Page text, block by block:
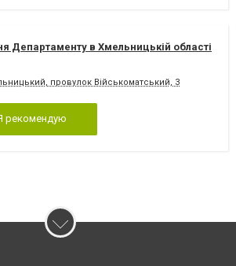
Департаменту в Хмельницькій області
провулок Військоматський, 3
рекомендую